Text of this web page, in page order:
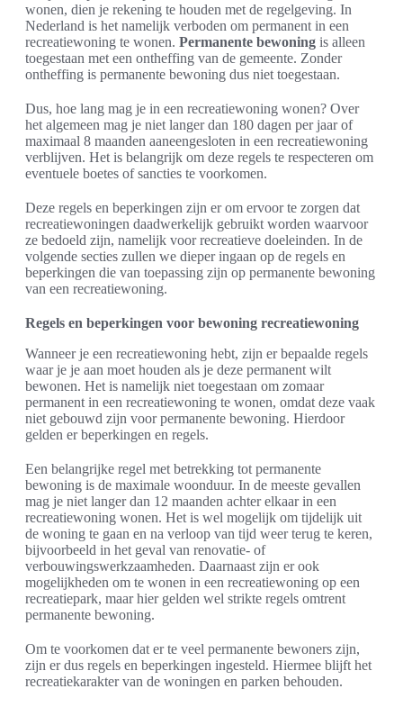
wonen, dien je rekening te houden met de regelgeving. In
Nederland is het namelijk verboden om permanent in een
recreatiewoning te wonen. Permanente bewoning is alleen
toegestaan met een ontheffing van de gemeente. Zonder
ontheffing is permanente bewoning dus niet toegestaan.
Dus, hoe lang mag je in een recreatiewoning wonen? Over
het algemeen mag je niet langer dan 180 dagen per jaar of
maximaal 8 maanden aaneengesloten in een recreatiewoning
verblijven. Het is belangrijk om deze regels te respecteren om
eventuele boetes of sancties te voorkomen.
Deze regels en beperkingen zijn er om ervoor te zorgen dat
recreatiewoningen daadwerkelijk gebruikt worden waarvoor
ze bedoeld zijn, namelijk voor recreatieve doeleinden. In de
volgende secties zullen we dieper ingaan op de regels en
beperkingen die van toepassing zijn op permanente bewoning
van een recreatiewoning.
Regels en beperkingen voor bewoning recreatiewoning
Wanneer je een recreatiewoning hebt, zijn er bepaalde regels
waar je je aan moet houden als je deze permanent wilt
bewonen. Het is namelijk niet toegestaan om zomaar
permanent in een recreatiewoning te wonen, omdat deze vaak
niet gebouwd zijn voor permanente bewoning. Hierdoor
gelden er beperkingen en regels.
Een belangrijke regel met betrekking tot permanente
bewoning is de maximale woonduur. In de meeste gevallen
mag je niet langer dan 12 maanden achter elkaar in een
recreatiewoning wonen. Het is wel mogelijk om tijdelijk uit
de woning te gaan en na verloop van tijd weer terug te keren,
bijvoorbeeld in het geval van renovatie- of
verbouwingswerkzaamheden. Daarnaast zijn er ook
mogelijkheden om te wonen in een recreatiewoning op een
recreatiepark, maar hier gelden wel strikte regels omtrent
permanente bewoning.
Om te voorkomen dat er te veel permanente bewoners zijn,
zijn er dus regels en beperkingen ingesteld. Hiermee blijft het
recreatiekarakter van de woningen en parken behouden.